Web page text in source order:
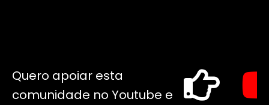
Quero apoiar esta
comunidade no Youtube e